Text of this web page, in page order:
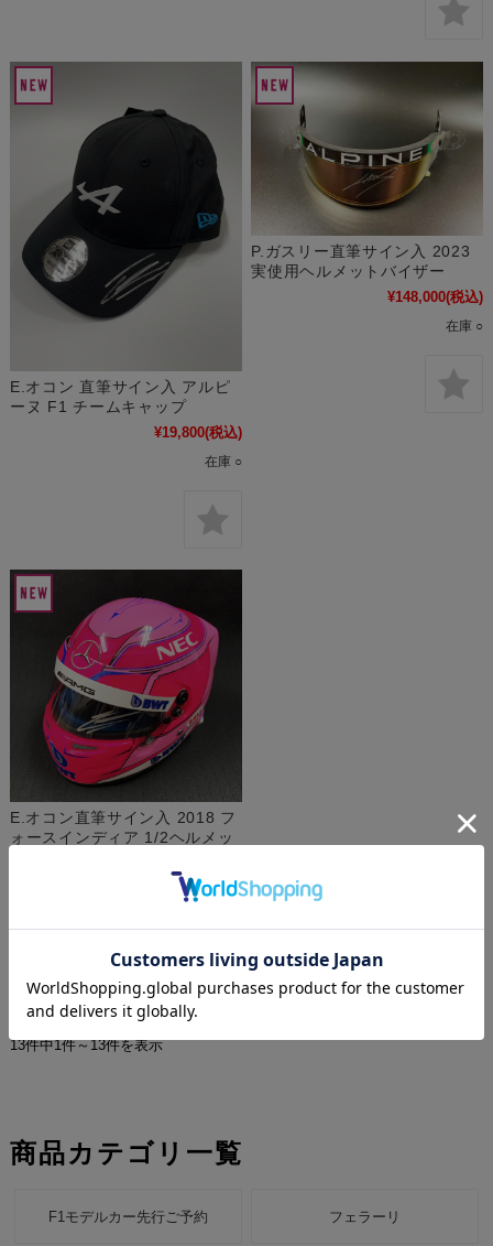
E.オコン 直筆サイン入 アルピ
ーヌ F1 チームキャップ
¥19,800(税込)
在庫 ○
P.ガスリー直筆サイン入 2023
実使用ヘルメットバイザー
¥148,000(税込)
在庫 ○
E.オコン直筆サイン入 2018 フ
ォースインディア 1/2ヘルメッ
¥41,250(税込)
13件中1件～13件を表示
商品カテゴリ一覧
F1モデルカー先行ご予約 フェラーリ